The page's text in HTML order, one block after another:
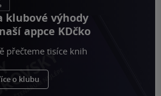
klubové výhody
appce KDčko
přečteme tisíce knih
o klubu